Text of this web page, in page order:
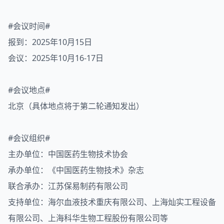
#会议时间#
报到：2025年10月15日
会议：2025年10月16-17日
#会议地点#
北京（具体地点将于第二轮通知发出）
#会议组织#
主办单位：中国医药生物技术协会
承办单位：《中国医药生物技术》杂志
联合承办：江苏保易制药有限公司
支持单位：海尔血液技术重庆有限公司、上海灿实工程设备
有限公司、上海科华生物工程股份有限公司等